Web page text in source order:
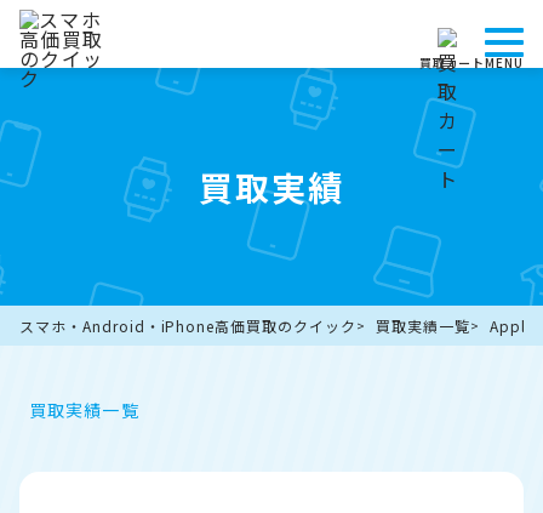
買取カートMENU
買取実績
スマホ・Android・iPhone高価買取のクイック 買取実績一覧 Apple
買取実績一覧